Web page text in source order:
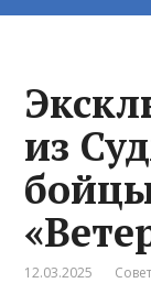
из
12.03.2025